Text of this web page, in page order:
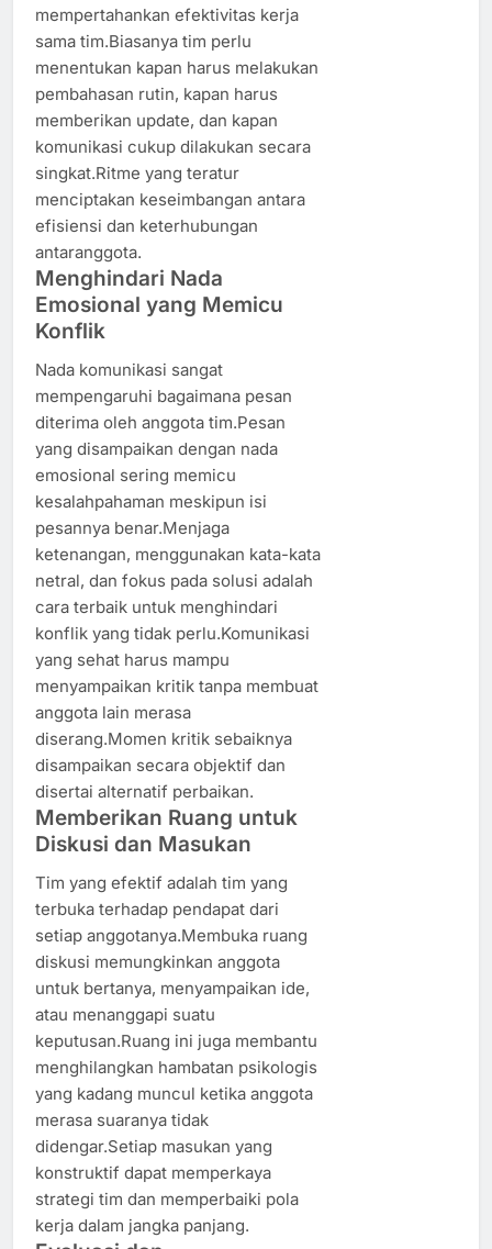
mempertahankan efektivitas kerja
sama tim.Biasanya tim perlu
menentukan kapan harus melakukan
pembahasan rutin, kapan harus
memberikan update, dan kapan
komunikasi cukup dilakukan secara
singkat.Ritme yang teratur
menciptakan keseimbangan antara
efisiensi dan keterhubungan
antaranggota.
Menghindari Nada
Emosional yang Memicu
Konflik
Nada komunikasi sangat
mempengaruhi bagaimana pesan
diterima oleh anggota tim.Pesan
yang disampaikan dengan nada
emosional sering memicu
kesalahpahaman meskipun isi
pesannya benar.Menjaga
ketenangan, menggunakan kata-kata
netral, dan fokus pada solusi adalah
cara terbaik untuk menghindari
konflik yang tidak perlu.Komunikasi
yang sehat harus mampu
menyampaikan kritik tanpa membuat
anggota lain merasa
diserang.Momen kritik sebaiknya
disampaikan secara objektif dan
disertai alternatif perbaikan.
Memberikan Ruang untuk
Diskusi dan Masukan
Tim yang efektif adalah tim yang
terbuka terhadap pendapat dari
setiap anggotanya.Membuka ruang
diskusi memungkinkan anggota
untuk bertanya, menyampaikan ide,
atau menanggapi suatu
keputusan.Ruang ini juga membantu
menghilangkan hambatan psikologis
yang kadang muncul ketika anggota
merasa suaranya tidak
didengar.Setiap masukan yang
konstruktif dapat memperkaya
strategi tim dan memperbaiki pola
kerja dalam jangka panjang.